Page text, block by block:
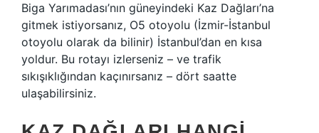
Biga Yarımadası’nın güneyindeki Kaz Dağları’na
gitmek istiyorsanız, O5 otoyolu (İzmir-İstanbul
otoyolu olarak da bilinir) İstanbul’dan en kısa
yoldur. Bu rotayı izlerseniz – ve trafik
sıkışıklığından kaçınırsanız – dört saatte
ulaşabilirsiniz.